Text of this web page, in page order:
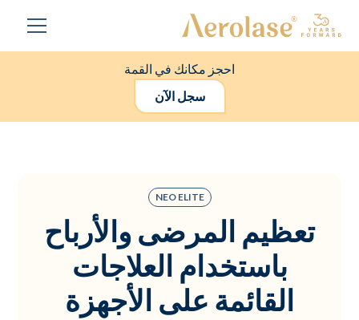
احجز مكانك في القمة
سجل الآن
NEO ELITE
تعظيم المرضى والأرباح
باستخدام العلاجات
القائمة على الأجهزة